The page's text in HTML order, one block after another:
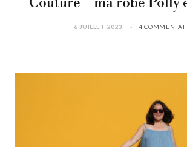
k
6 JUILLET 2023 4